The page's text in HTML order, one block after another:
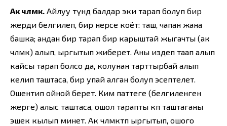
Ак чөлмөк. Айлуу түндө балдар эки тарап болуп бир
жерди белгилеп, бир нерсе коёт: таш, чапан жана
башка; андан бир тарап бир карыштай жыгачты (ак
чөлмөк) алып, ыргытып жиберет. Аны издеп таап алып
кайсы тарап болсо да, колунан тарттырбай алып
келип таштаса, бир упай алган болуп эсеп­телет.
Ошентип ойной берет. Ким паттеге (белгиленген
жерге) алыс таштаса, ошол тарапты көп таштаганы
эшек кылып минет. Ак чөлмөктөп ыргытып, ошого